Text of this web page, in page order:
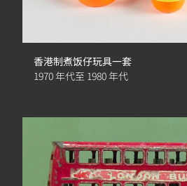
香港制煮饭仔玩具一套
1970 年代至 1980 年代